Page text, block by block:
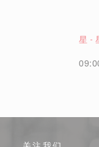
星 -